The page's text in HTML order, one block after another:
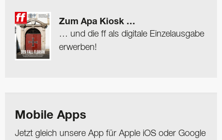
Zum Apa Kiosk …
… und die ff als digitale Einzelausgabe
erwerben!
Mobile Apps
Jetzt gleich unsere App für Apple iOS oder Google